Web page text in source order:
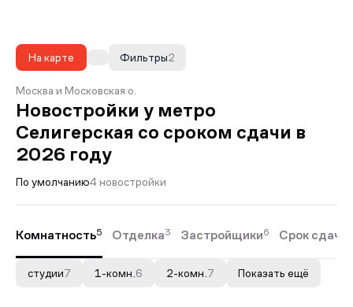
На карте 2
Фильтры
Москва и Московская о.
Новостройки у метро
Селигерская со сроком сдачи в
2026 году
По умолчанию4 новостройки
Комнатность5 Отделка3 Застройщики6 Срок сдачи
студии7 1-комн. 6 2-комн. 7 Показать ещё